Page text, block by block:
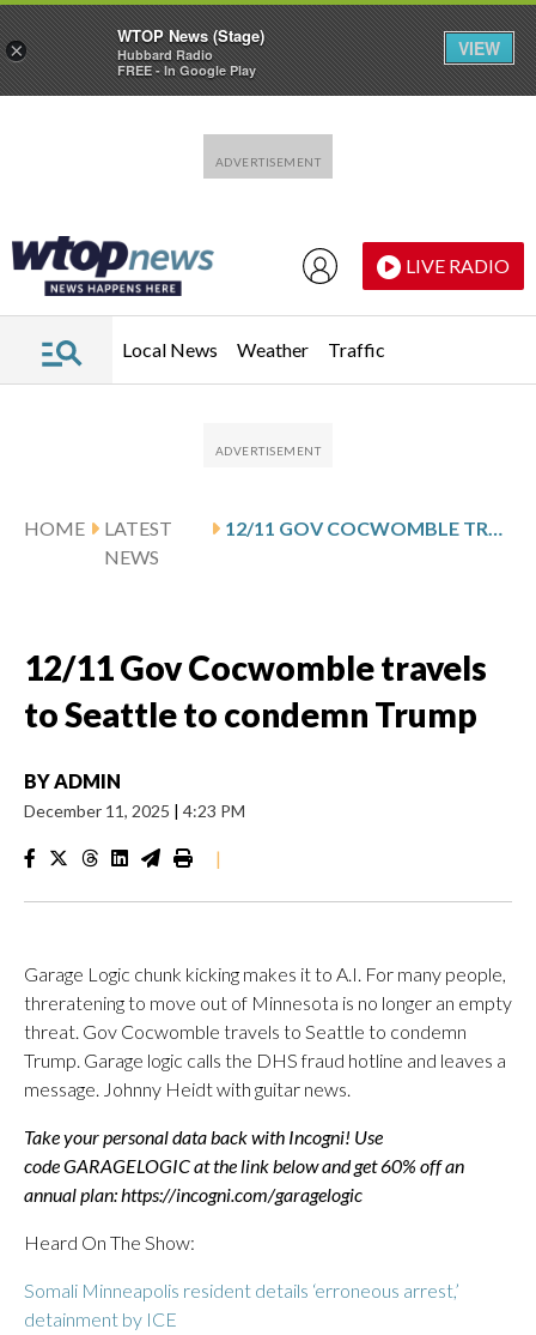
LIVE RADIO
Local News Weather Traffic
HOME
LATEST
NEWS
12/11 GOV COCWOMBLE TRAVELS TO SEATTLE TO CONDEMN TRUMP
12/11 Gov Cocwomble travels
to Seattle to condemn Trump
BYADMIN
December 11, 2025 | 4:23 PM
|
Garage Logic chunk kicking makes it to A.I. For many people,
threratening to move out of Minnesota is no longer an empty
threat. Gov Cocwomble travels to Seattle to condemn
Trump. Garage logic calls the DHS fraud hotline and leaves a
message. Johnny Heidt with guitar news.
Take your personal data back with Incogni! Use
code GARAGELOGIC at the link below and get 60% off an
annual plan:https://incogni.com/garagelogic
Heard On The Show:
Somali Minneapolis resident details ‘erroneous arrest,’
detainment by ICE
×
WTOP News (Stage)
Hubbard Radio
FREE - In Google Play
VIEW